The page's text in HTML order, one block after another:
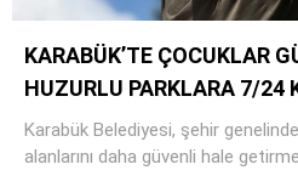
KARABÜK’TE ÇOCUKLAR
HUZURLU PARKLARA 7/24
Karabük Belediyesi, şehir
alanlarını daha güvenli hale